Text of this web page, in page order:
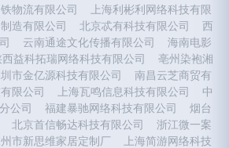
物流有限公司
上海利彬利网络科技有限
造有限公司 北京忒有科技有限公司
西
云南通途文化传播有限公司
海南电影
西益科拓瑞网络科技有限公司
亳州染袍湘
市金亿源科技有限公司
南昌云芝商贸有
限公司 上海瓦鸣信息科技有限公司
中
公司
福建暴驰网络科技有限公司
烟台
北京首信畅达科技有限公司
浙江微一案
市新思维家居定制厂
上海简游网络科技